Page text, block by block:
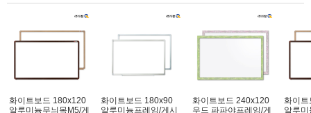
화이트보드 180x120
알루미늄무늬목M5/게
화이트보드 180x90
알루미늄프레임/게시
화이트보드 240x120
우드 파파야프레임/게
화이
알루